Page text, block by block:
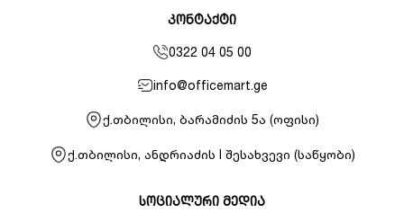
კონტაქტი
0322 04 05 00
info@officemart.ge
ქ.თბილისი, ბარამიძის 5ა (ოფისი)
ქ.თბილისი, ანდრიაძის I შესახვევი (საწყობი)
სოციალური მედია